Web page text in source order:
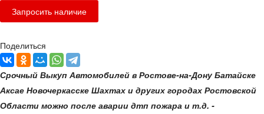
Поделиться
Срочный Выкуп Автомобилей в Ростове-на-Дону Батайске
Аксае Новочеркасске Шахтах и других городах Ростовской
Области можно после аварии дтп пожара и т.д. -